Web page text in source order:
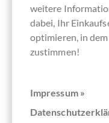
Schreiben Sie die
anderen Kunden.
weitere
dabei, Ihr
optimieren, in
zustimmen!
Impressum »